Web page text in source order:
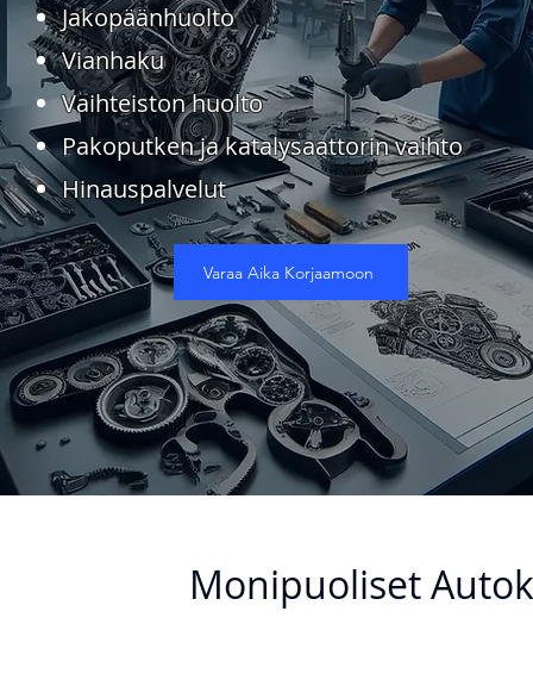
Jakopäänhuolto
Vianhaku
Vaihteiston huolto
Pakoputken ja katalysaattorin vaihto
Hinauspalvelut
Varaa Aika Korjaamoon
Monipuoliset